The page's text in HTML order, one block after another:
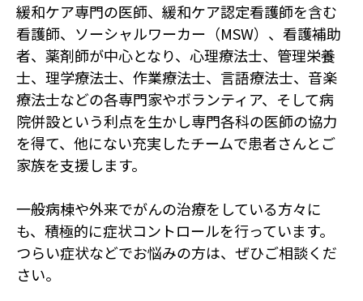
緩和ケア専門の医師、緩和ケア認定看護師を含む
看護師、ソーシャルワーカー（MSW）、看護補助
者、薬剤師が中心となり、心理療法士、管理栄養
士、理学療法士、作業療法士、言語療法士、音楽
療法士などの各専門家やボランティア、そして病
院併設という利点を生かし専門各科の医師の協力
を得て、他にない充実したチームで患者さんとご
家族を支援します。
一般病棟や外来でがんの治療をしている方々に
も、積極的に症状コントロールを行っています。
つらい症状などでお悩みの方は、ぜひご相談くだ
さい。